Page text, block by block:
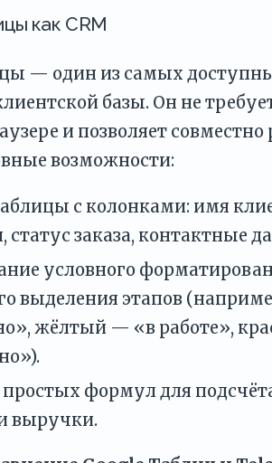
как CRM
— один из самых
базы. Он не
и позволяет
возможности:
с колонками: имя
статус заказа, контактные
условного
выделения этапов
жёлтый — «в работе»,
формул для
выручки.